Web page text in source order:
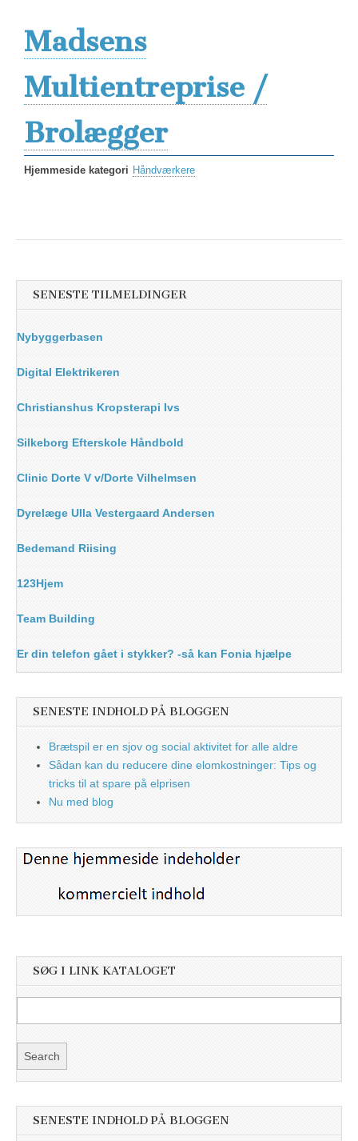
Madsens
Multientreprise /
Brolægger
Hjemmeside kategori Håndværkere
SENESTE TILMELDINGER
Nybyggerbasen
Digital Elektrikeren
Christianshus Kropsterapi Ivs
Silkeborg Efterskole Håndbold
Clinic Dorte V v/Dorte Vilhelmsen
Dyrelæge Ulla Vestergaard Andersen
Bedemand Riising
123Hjem
Team Building
Er din telefon gået i stykker? -så kan Fonia hjælpe
SENESTE INDHOLD PÅ BLOGGEN
Brætspil er en sjov og social aktivitet for alle aldre
Sådan kan du reducere dine elomkostninger: Tips og
tricks til at spare på elprisen
Nu med blog
SØG I LINK KATALOGET
SENESTE INDHOLD PÅ BLOGGEN